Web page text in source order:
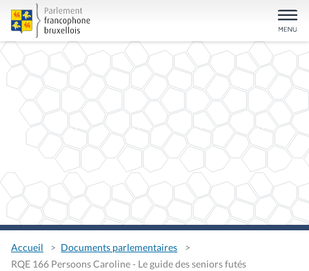
Accueil
Documents parlementaires
RQE 166 Persoons Caroline - Le guide des seniors futés